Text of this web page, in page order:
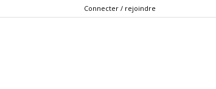
Connecter / rejoindre